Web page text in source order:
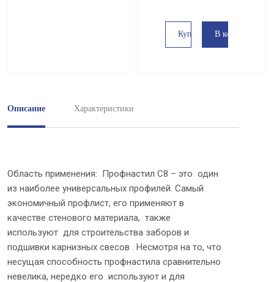
Купить в 1 клик
В корзину
Описание Характеристики
Область применения: Профнастил С8 – это один
из наиболее универсальных профилей. Самый
экономичный профлист, его применяют в
качестве стенового материала, также
используют для строительства заборов и
подшивки карнизных свесов . Несмотря на то, что
несущая способность профнастила сравнительно
невелика, нередко его используют и для